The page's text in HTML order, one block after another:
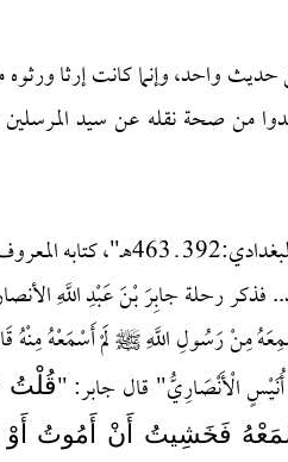
واحد، وإنما كانت إرثا ورثوه
من صحة نقله عن سيد
وقد ألف الإمام أبو بكر أحمد بن علي
رحلة جابِرَ بْنَ عَبْدِ اللَّهِ
رَسُولِ اللَّهِ ﷺ لَمْ أَسْمَعْهُ مِنْهُ
الْأَنْصَارِيُّ" قال جابر: "قُلْتُ
فَخَشِيتُ أَنْ أَمُوتُ